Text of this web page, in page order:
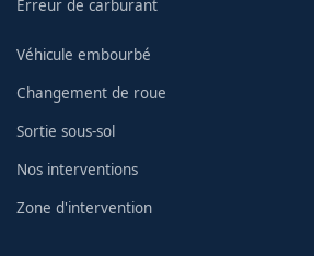
Erreur de carburant
Véhicule embourbé
Changement de roue
Sortie sous-sol
Nos interventions
Zone d'intervention